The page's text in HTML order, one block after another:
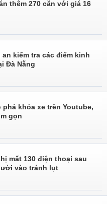
thêm 270 căn với giá 16
kiểm tra các điểm kinh
Đà Nẵng
khóa xe trên Youtube,
gọn
mất 130 điện thoại sau
vào tránh lụt